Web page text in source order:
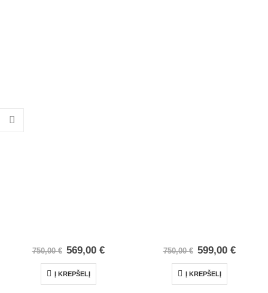
750,00€ 569,00€
Į KREPŠELĮ
750,00€ 599,00€
Į KREPŠELĮ